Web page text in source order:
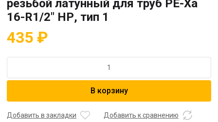
резьбой латунный для труб PE-Xa
16-R1/2″ НР, тип 1
435 ₽
USYSTEMS
наружной
В корзину
Добавить в закладки Добавить к сравнению